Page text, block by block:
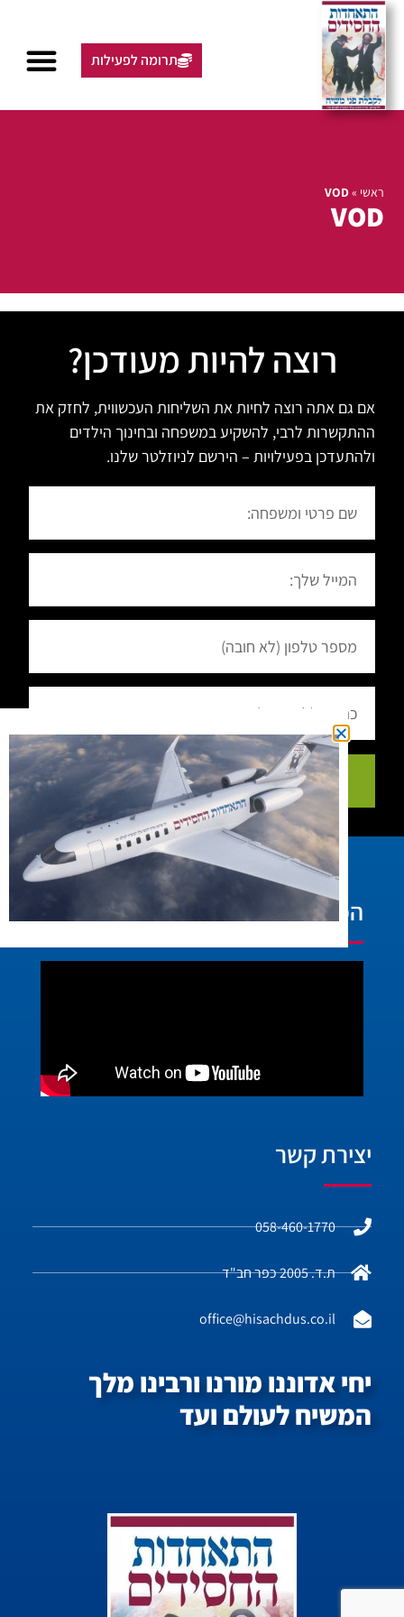
תרומה לפעילות
ראשי »
VOD
VOD
רוצה להיות מעודכן?
אם גם אתה רוצה לחיות את השליחות העכשווית, לחזק את
ההתקשרות לרבי, להשקיע במשפחה ובחינוך הילדים
ולהתעדכן בפעילויות – הירשם לניוזלטר שלנו.
הרשמה
הפעילות בוידאו:
יצירת קשר
058-460-1770
ת.ד. 2005 כפר חב"ד
office@hisachdus.co.il
יחי אדוננו מורנו ורבינו מלך
המשיח לעולם ועד